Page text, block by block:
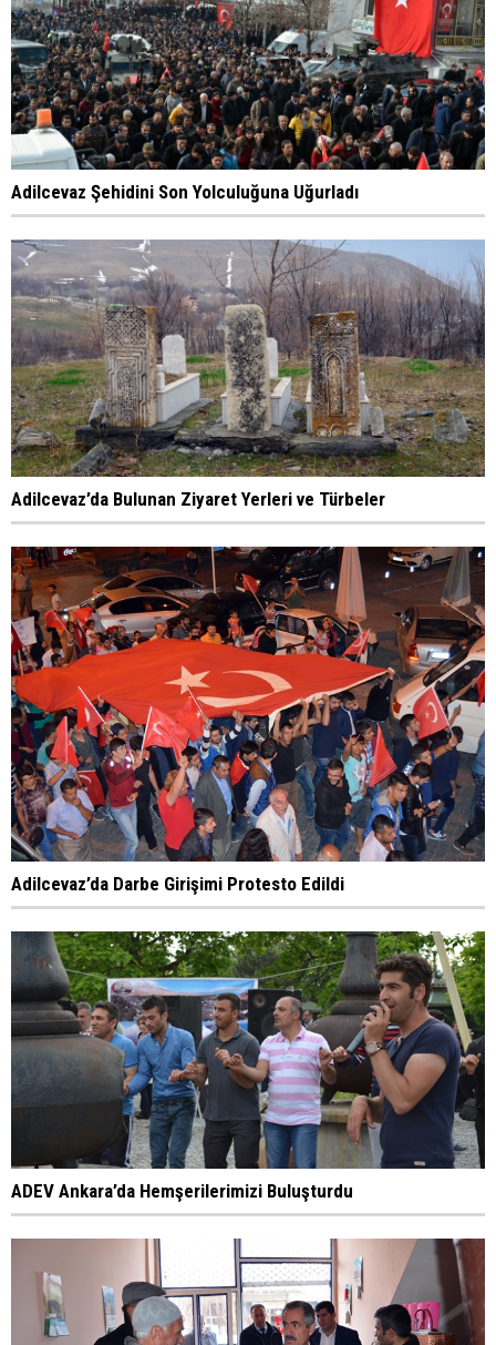
Adilcevaz Şehidini Son Yolculuğuna Uğurladı
Adilcevaz’da Bulunan Ziyaret Yerleri ve Türbeler
Adilcevaz’da Darbe Girişimi Protesto Edildi
ADEV Ankara’da Hemşerilerimizi Buluşturdu